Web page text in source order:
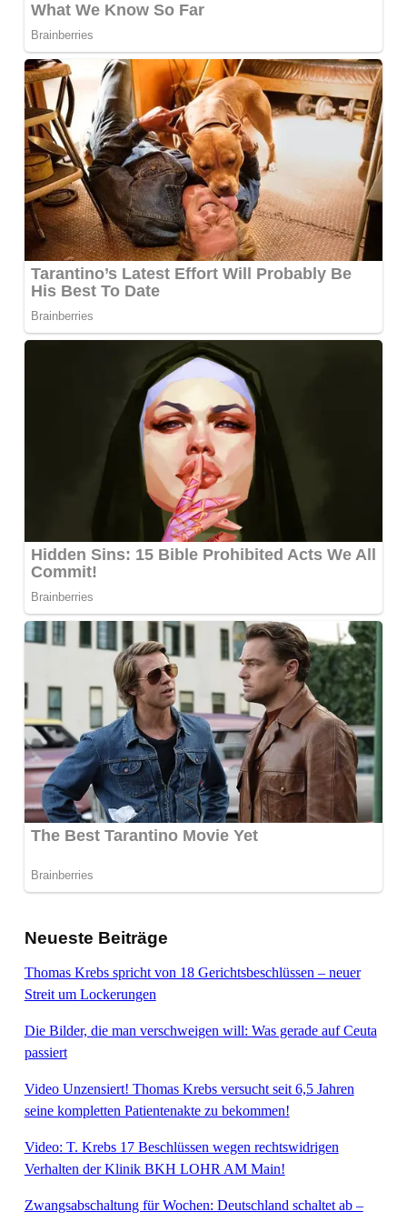
Neueste Beiträge
Thomas Krebs spricht von 18 Gerichtsbeschlüssen – neuer
Streit um Lockerungen
Die Bilder, die man verschweigen will: Was gerade auf Ceuta
passiert
Video Unzensiert! Thomas Krebs versucht seit 6,5 Jahren
seine kompletten Patientenakte zu bekommen!
Video: T. Krebs 17 Beschlüssen wegen rechtswidrigen
Verhalten der Klinik BKH LOHR AM Main!
Zwangsabschaltung für Wochen: Deutschland schaltet ab –